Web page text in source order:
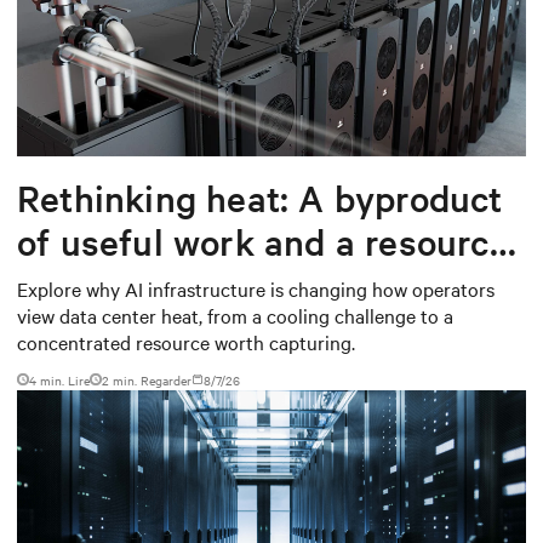
Rethinking heat: A byproduct
of useful work and a resource
worth capturing
Explore why AI infrastructure is changing how operators
view data center heat, from a cooling challenge to a
concentrated resource worth capturing.
4 min. Lire 2 min. Regarder 8/7/26